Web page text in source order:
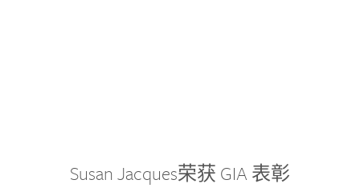
Susan Jacques荣获 GIA 表彰